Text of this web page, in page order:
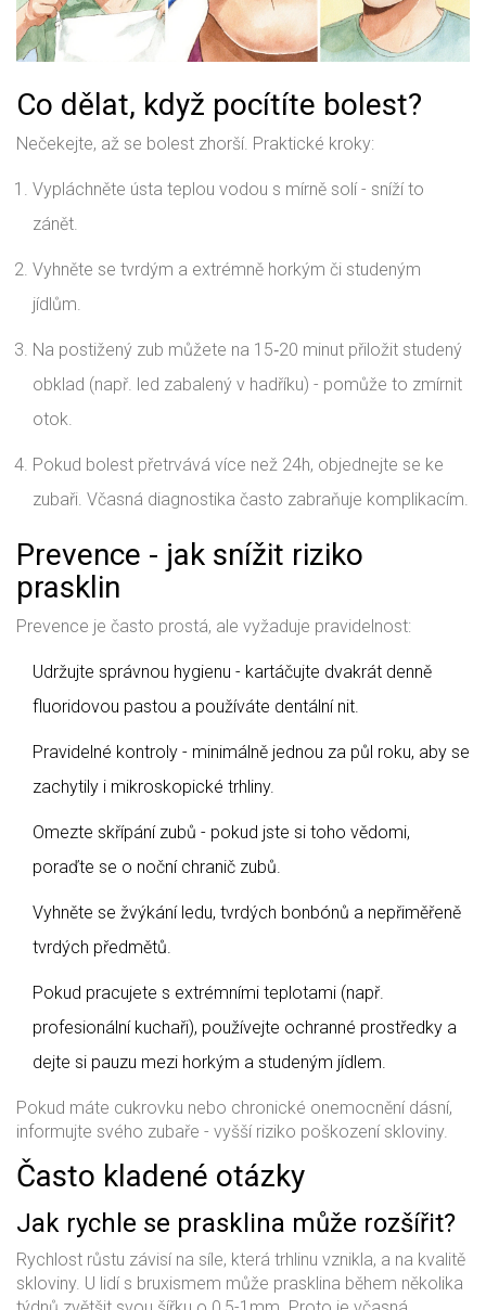
Co dělat, když pocítíte bolest?
Nečekejte, až se bolest zhorší. Praktické kroky:
Vypláchněte ústa teplou vodou s mírně solí - sníží to
zánět.
Vyhněte se tvrdým a extrémně horkým či studeným
jídlům.
Na postižený zub můžete na 15‑20 minut přiložit studený
obklad (např. led zabalený v hadříku) - pomůže to zmírnit
otok.
Pokud bolest přetrvává více než 24h, objednejte se ke
zubaři. Včasná diagnostika často zabraňuje komplikacím.
Prevence - jak snížit riziko
prasklin
Prevence je často prostá, ale vyžaduje pravidelnost:
Udržujte správnou hygienu - kartáčujte dvakrát denně
fluoridovou pastou a používáte dentální nit.
Pravidelné kontroly - minimálně jednou za půl roku, aby se
zachytily i mikroskopické trhliny.
Omezte skřípání zubů - pokud jste si toho vědomi,
poraďte se o noční chranič zubů.
Vyhněte se žvýkání ledu, tvrdých bonbónů a nepřiměřeně
tvrdých předmětů.
Pokud pracujete s extrémními teplotami (např.
profesionální kuchaři), používejte ochranné prostředky a
dejte si pauzu mezi horkým a studeným jídlem.
Pokud máte cukrovku nebo chronické onemocnění dásní,
informujte svého zubaře - vyšší riziko poškození skloviny.
Často kladené otázky
Jak rychle se prasklina může rozšířit?
Rychlost růstu závisí na síle, která trhlinu vznikla, a na kvalitě
skloviny. U lidí s bruxismem může prasklina během několika